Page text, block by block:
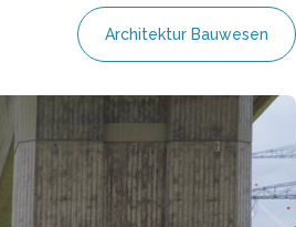
Architektur Bauwesen